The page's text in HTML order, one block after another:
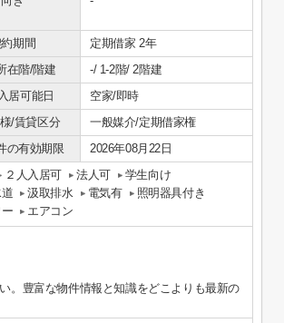
期間
定期借家 2年
在階/階建
-/ 1-2階/ 2階建
居可能日
空家/即時
/賃貸区分
一般媒介/定期借家権
の有効期限 2026年08月22日
２人入居可 法人可
学生向け
汲取排水 電気有
照明器具付き
エアコン
。豊富な物件情報と知識をどこよりも最新の